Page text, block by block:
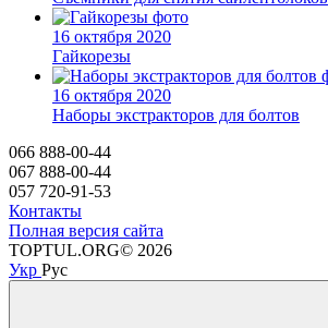
16 октября 2020
Гайкорезы
16 октября 2020
Наборы экстракторов для болтов
066 888-00-44
067 888-00-44
057 720-91-53
Контакты
Полная версия сайта
TOPTUL.ORG© 2026
Укр Рус